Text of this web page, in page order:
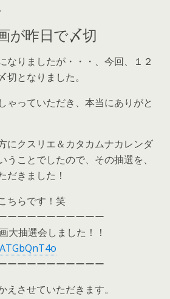
が昨日で〆切
なりましたが・・・、今回、１２
切となりました。
ゃっていただき、本当にありがと
にクスリエ＆カタカムナカレンダ
うことでしたので、その抽選を、
だきました！
ちらです！笑
ーーーーーーーーーー
大抽選会しました！！
ーーーーーーーーーー
えさせていただきます。